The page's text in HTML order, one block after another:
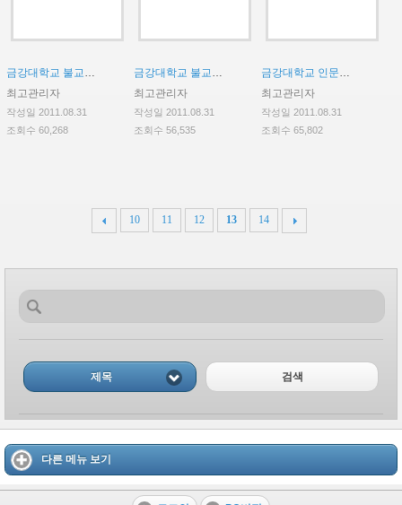
금강대학교 불교문화연구소 HK사업단 HK코디네이터 신규 채용 공고
최고관리자
작성일 2011.08.31
조회수 60,268
금강대학교 불교문화연구소 HK사업단 HK연구교수 신규 채용 재공고
최고관리자
작성일 2011.08.31
조회수 56,535
금강대학교 인문한국(HK)사업 HK연구교수 신규 채용 공고
최고관리자
작성일 2011.08.31
조회수 65,802
10 11 12 13 14
제목 검색
다른 메뉴 보기